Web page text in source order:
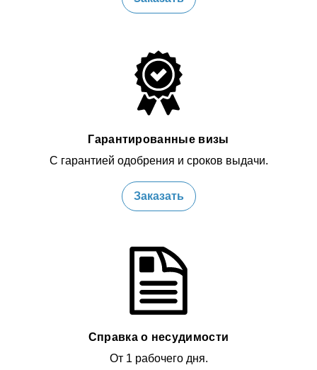
Гарантированные визы
С гарантией одобрения и сроков выдачи.
Заказать
Справка о несудимости
От 1 рабочего дня.